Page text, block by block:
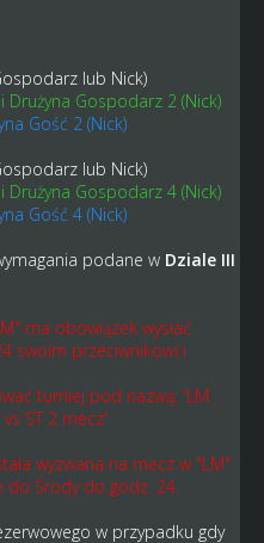
lub Nick)
Drużyna Gospodarz 2 (Nick)
Gość 2 (Nick)
lub Nick)
Drużyna Gospodarz 4 (Nick)
Gość 4 (Nick)
podane w Dziale III
ma obowiązek wysłać
swoim przeciwnikowi i
turniej pod nazwą: 'LM
ST 2 mecz'
wyzwana na mecz w "LM"
do Środy do godz. 24.
w przypadku gdy